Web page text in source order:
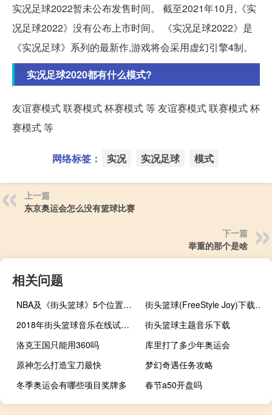
实况足球2022暂未公布发售时间。 截至2021年10月,《实
况足球2022》没有公布上市时间。 《实况足球2022》是
《实况足球》系列的最新作,游戏将会采用虚幻引擎4制。
实况足球2020都有什么模式?
友谊赛模式 联赛模式 杯赛模式 等 友谊赛模式 联赛模式 杯
赛模式 等
网络标签： 实况 实况足球 模式
上一篇
东京奥运会怎么没有篮球比赛
下一篇
举重的那个是啥
相关问题
NBA及《街头篮球》5个位置的详细介绍
街头篮球(FreeStyle Joy)下载(电脑、安卓和IOS所有版本)
2018年街头篮球音乐在线试听及下载
街头篮球主题音乐下载
洛克王国只能用360吗
库里打了多少年奥运会
原神怎么打造宝刀最快
梦幻奇遇任务攻略
冬季奥运会有哪些项目奖牌多
春节a50开盘吗
奥运冠军奖牌归谁
苏联经过几次世界杯